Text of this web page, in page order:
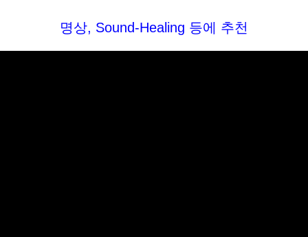
명상, Sound-Healing 등에 추천